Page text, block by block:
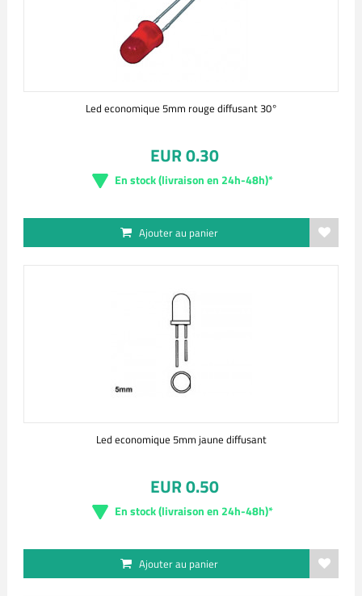
Led economique 5mm rouge diffusant 30°
EUR 0.30
En stock (livraison en 24h-48h)*
Ajouter au panier
Led economique 5mm jaune diffusant
EUR 0.50
En stock (livraison en 24h-48h)*
Ajouter au panier